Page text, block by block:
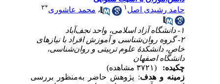
حامد رشیدی اصل۱ ،محمد عاشوری* ۲
۲- گروه روان‌شناسی و آموزش افراد با نیازهای
خاص، دانشکدهٔ علوم تربیتی و روان‌شناسی،
دانشگاه اصفهان
چکیده:
زمینه و هدف: پژوهش حاضر به‌‌منظور بررسی